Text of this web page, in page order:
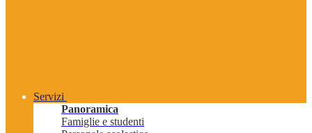
Servizi
Panoramica
Famiglie e studenti